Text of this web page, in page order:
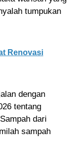
tumpukan
Renovasi
dengan
tentang
dari
sampah